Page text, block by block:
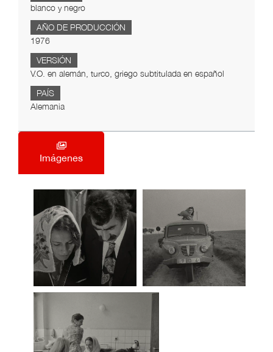
blanco y negro
AÑO DE PRODUCCIÓN
1976
VERSIÓN
V.O. en alemán, turco, griego subtitulada en español
PAÍS
Alemania
Imágenes